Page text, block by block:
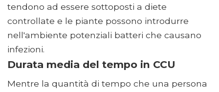
tendono ad essere sottoposti a diete
controllate e le piante possono introdurre
nell'ambiente potenziali batteri che causano
infezioni.
Durata media del tempo in CCU
Mentre la quantità di tempo che una persona